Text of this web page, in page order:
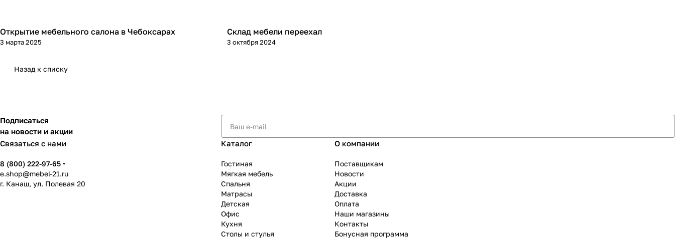
Открытие мебельного салона в Чебоксарах
3 марта 2025
Склад мебели переехал
3 октября 2024
Назад к списку
Подписаться
на новости и акции
Связаться с нами
8 (800) 222-97-65
e.shop@mebel-21.ru
г. Канаш, ул. Полевая 20
Каталог
Гостиная
Мягкая мебель
Спальня
Матрасы
Детская
Офис
Кухня
Столы и стулья
О компании
Поставщикам
Новости
Акции
Доставка
Оплата
Наши магазины
Контакты
Бонусная программа